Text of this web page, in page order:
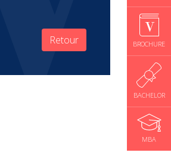
BROCHURE
BACHELOR
MBA
Retour